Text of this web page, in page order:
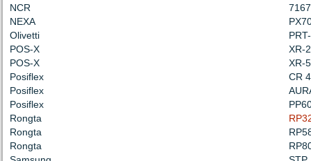
NCR
7167
NEXA
Olivetti
POS-X
XR-
POS-X
XR-
Posiflex
CR
Posiflex
Posiflex
Rongta
Rongta
Rongta